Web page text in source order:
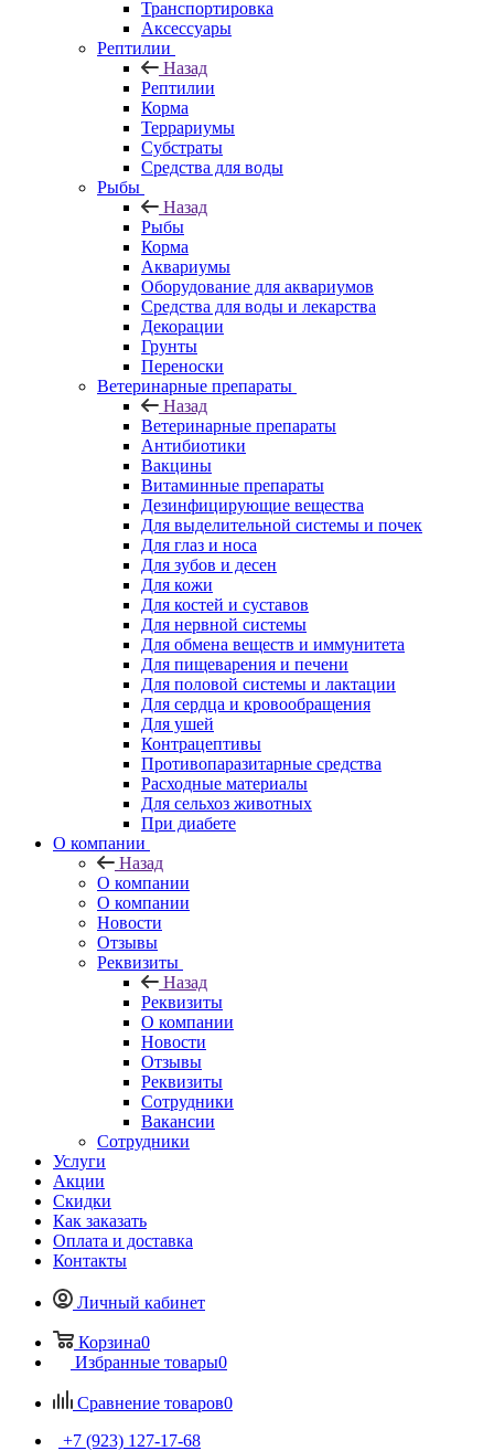
Транспортировка
Аксессуары
Рептилии
Назад
Рептилии
Корма
Террариумы
Субстраты
Средства для воды
Рыбы
Назад
Рыбы
Корма
Аквариумы
Оборудование для аквариумов
Средства для воды и лекарства
Декорации
Грунты
Переноски
Ветеринарные препараты
Назад
Ветеринарные препараты
Антибиотики
Вакцины
Витаминные препараты
Дезинфицирующие вещества
Для выделительной системы и почек
Для глаз и носа
Для зубов и десен
Для кожи
Для костей и суставов
Для нервной системы
Для обмена веществ и иммунитета
Для пищеварения и печени
Для половой системы и лактации
Для сердца и кровообращения
Для ушей
Контрацептивы
Противопаразитарные средства
Расходные материалы
Для сельхоз животных
При диабете
О компании
Назад
О компании
О компании
Новости
Отзывы
Реквизиты
Назад
Реквизиты
О компании
Новости
Отзывы
Реквизиты
Сотрудники
Вакансии
Сотрудники
Услуги
Акции
Скидки
Как заказать
Оплата и доставка
Контакты
Личный кабинет
Корзина0
Избранные товары0
Сравнение товаров0
+7 (923) 127-17-68